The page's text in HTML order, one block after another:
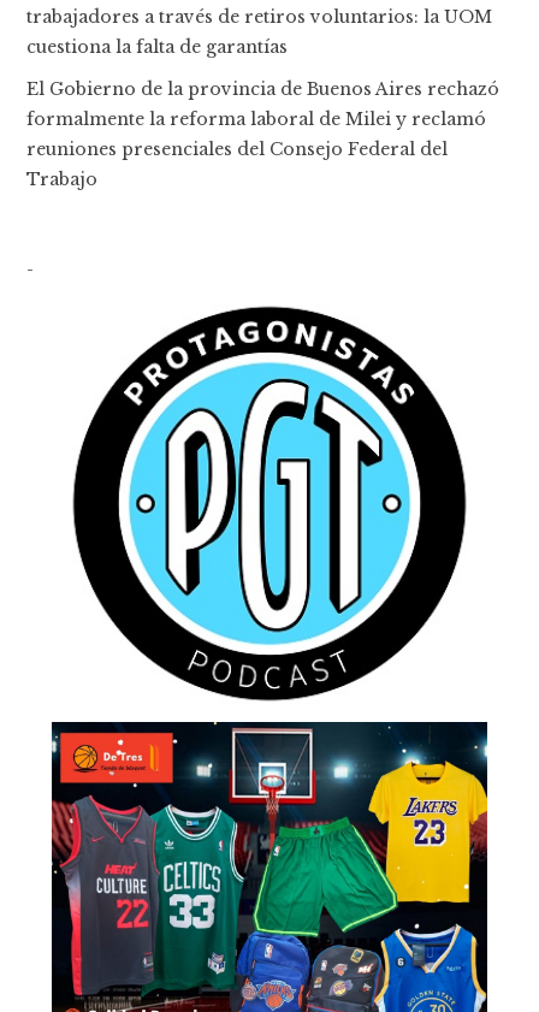
trabajadores a través de retiros voluntarios: la UOM
cuestiona la falta de garantías
El Gobierno de la provincia de Buenos Aires rechazó
formalmente la reforma laboral de Milei y reclamó
reuniones presenciales del Consejo Federal del
Trabajo
-